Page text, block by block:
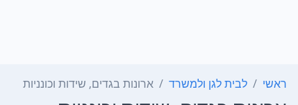
ראשי לבית לגן ולמשרד ארונות בגדים, שידות וכונניות